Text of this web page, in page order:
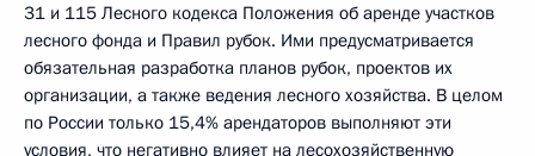
31 и 115 Лесного кодекса Положения об аренде участков
лесного фонда и Правил рубок. Ими предусматривается
обязательная разработка планов рубок, проектов их
организации, а также ведения лесного хозяйства. В целом
по России только 15,4% арендаторов выполняют эти
условия, что негативно влияет на лесохозяйственную